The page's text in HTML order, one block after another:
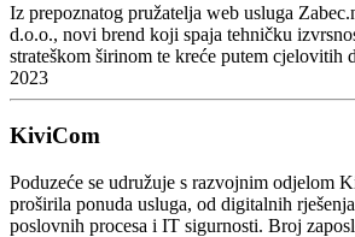
Iz prepoznatog pružatelja web usluga
d.o.o., novi brend koji spaja tehničku
strateškom širinom te kreće putem cjelovitih
2023
KiviCom
Poduzeće se udružuje s razvojnim odjelom
proširila ponuda usluga, od digitalnih
poslovnih procesa i IT sigurnosti. Broj